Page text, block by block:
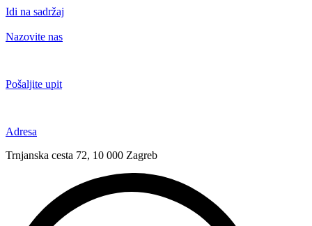
Idi na sadržaj
Nazovite nas
Pošaljite upit
Adresa
Trnjanska cesta 72, 10 000 Zagreb